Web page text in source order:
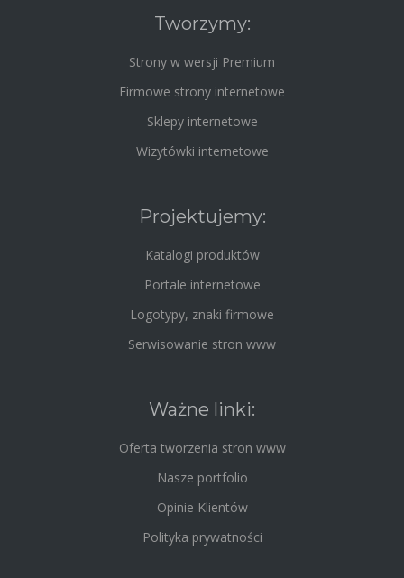
Tworzymy:
Strony w wersji Premium
Firmowe strony internetowe
Sklepy internetowe
Wizytówki internetowe
Projektujemy:
Katalogi produktów
Portale internetowe
Logotypy, znaki firmowe
Serwisowanie stron www
Ważne linki:
Oferta tworzenia stron www
Nasze portfolio
Opinie Klientów
Polityka prywatności